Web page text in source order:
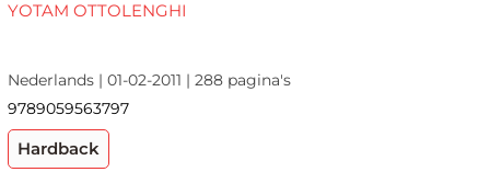
YOTAM OTTOLENGHI
Nederlands | 01-02-2011 | 288 pagina's
9789059563797
Hardback